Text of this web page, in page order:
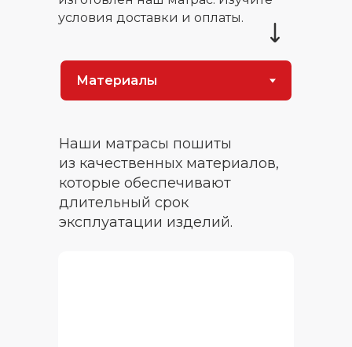
условия доставки и оплаты.
Матрас в багажник состоит
из двух равных, продольных
модулей. Каждый модуль
состоит из трёх блоков,
соединенных друг с другом
Наши матрасы пошиты
из качественных материалов,
которые обеспечивают
длительный срок
эксплуатации изделий.